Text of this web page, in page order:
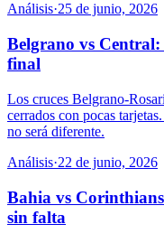
Análisis·25 de junio, 2026
Belgrano vs Central:
final
Los cruces Belgrano-
cerrados con pocas
no será diferente.
Análisis·22 de junio, 2026
Bahia vs
sin falta